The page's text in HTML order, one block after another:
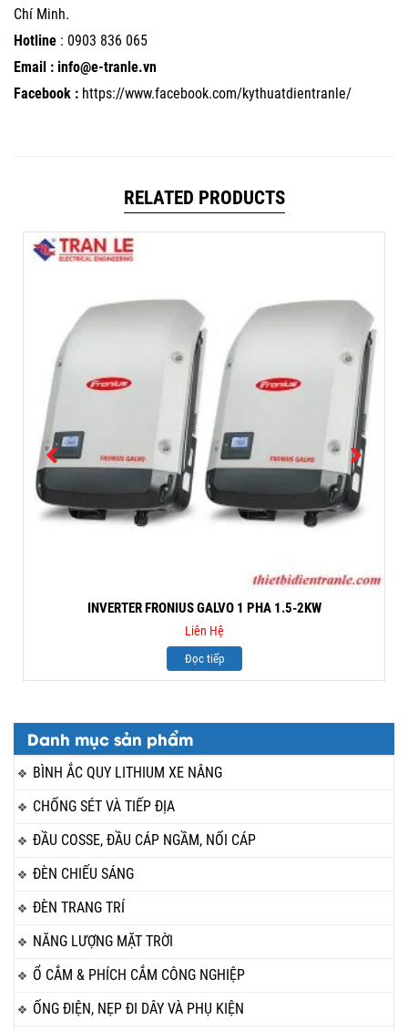
Danh mục sản phẩm
BÌNH ẮC QUY LITHIUM XE NÂNG
CHỐNG SÉT VÀ TIẾP ĐỊA
ĐẦU COSSE, ĐẦU CÁP NGẦM, NỐI CÁP
ĐÈN CHIẾU SÁNG
ĐÈN TRANG TRÍ
NĂNG LƯỢNG MẶT TRỜI
Ổ CẮM & PHÍCH CẮM CÔNG NGHIỆP
ỐNG ĐIỆN, NẸP ĐI DÂY VÀ PHỤ KIỆN
Chí Minh.
Hotline : 0903 836 065
Email : info@e-tranle.vn
Facebook : https://www.facebook.com/kythuatdientranle/
RELATED PRODUCTS
INVERTER FRONIUS GALVO 1 PHA 1.5-2KW
Liên Hệ
Đọc tiếp